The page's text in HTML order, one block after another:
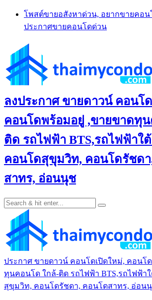
Skip
content
โพสต์ขายอสังหาด่วน, อยากขายคอน
ประกาศขายคอนโดด่วน
ลงประกาศ ขายดาวน์ คอนโ
คอนโดพร้อมอยู่ ,ขายขาดทุ
ติด รถไฟฟ้า BTS,รถไฟฟ้าใ
คอนโดสุขุมวิท, คอนโดรัชด
สาทร, อ่อนนุช
ประกาศ ขายดาวน์ คอนโดเปิดใหม่, คอนโ
ทุนคอนโด ใกล้-ติด รถไฟฟ้า BTS,รถไฟฟ้า
สุขุมวิท, คอนโดรัชดา, คอนโดสาทร, อ่อน